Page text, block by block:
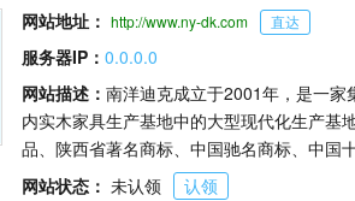
网站地址： http://www.ny-dk.com 直达
服务器IP： 0.0.0.0
网站描述： 南洋迪克成立于2001年，是一
内实木家具生产基地中的大型现代化生产基
品、陕西省著名商标、中国驰名商标、中国
网站状态： 未认领
认领